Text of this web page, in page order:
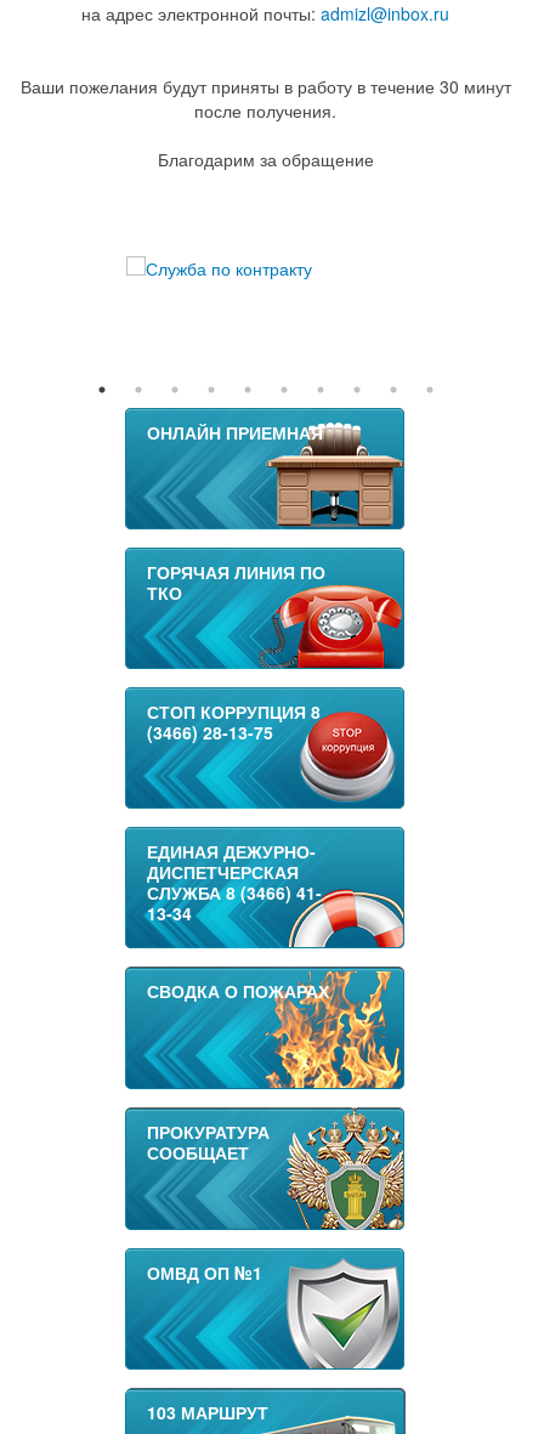
на адрес электронной почты: admizl@inbox.ru
Ваши пожелания будут приняты в работу в течение 30 минут
после получения.
Благодарим за обращение
ОНЛАЙН ПРИЕМНАЯ
ГОРЯЧАЯ ЛИНИЯ ПО
ТКО
СТОП КОРРУПЦИЯ 8
(3466) 28-13-75
ЕДИНАЯ ДЕЖУРНО-
ДИСПЕТЧЕРСКАЯ
СЛУЖБА 8 (3466) 41-
13-34
СВОДКА О ПОЖАРАХ
ПРОКУРАТУРА
СООБЩАЕТ
ОМВД ОП №1
103 МАРШРУТ